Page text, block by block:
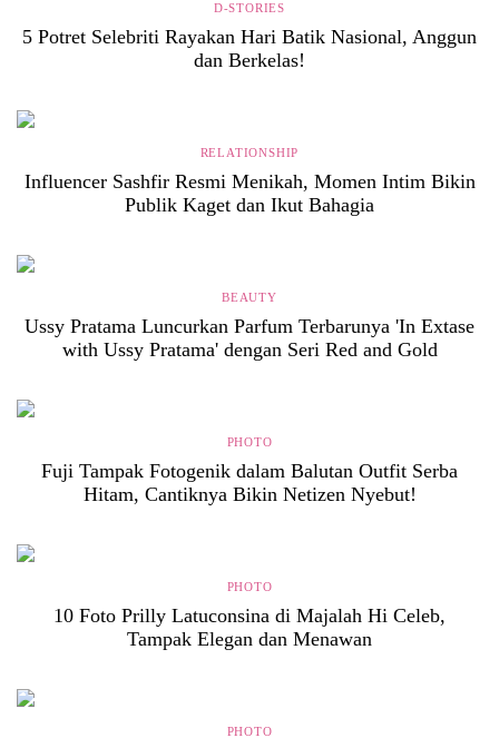
D-STORIES
5 Potret Selebriti Rayakan Hari Batik Nasional, Anggun
dan Berkelas!
RELATIONSHIP
Influencer Sashfir Resmi Menikah, Momen Intim Bikin
Publik Kaget dan Ikut Bahagia
BEAUTY
Ussy Pratama Luncurkan Parfum Terbarunya 'In Extase
with Ussy Pratama' dengan Seri Red and Gold
PHOTO
Fuji Tampak Fotogenik dalam Balutan Outfit Serba
Hitam, Cantiknya Bikin Netizen Nyebut!
PHOTO
10 Foto Prilly Latuconsina di Majalah Hi Celeb,
Tampak Elegan dan Menawan
PHOTO